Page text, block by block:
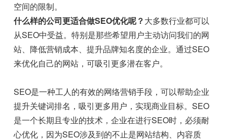
空间的限制。
什么样的公司更适合做SEO优化呢？大多数行业都可以
从SEO中受益。特别是那些希望用户主动访问我们的网
站、降低营销成本、提升品牌知名度的企业。通过SEO
来优化自己的网站，可吸引更多潜在客户。
SEO是一种工人的有效的网络营销手段，可以帮助企业
提升关键词排名，吸引更多用户，实现商业目标。SEO
是一个长期且专业的技术，企业在进行SEO时，必须耐
心优化，因为SEO涉及到的不止是网站结构、内容质